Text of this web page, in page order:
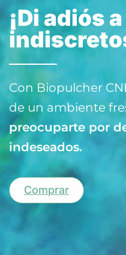
¡Di adiós
Con Biopulcher
de un ambiente
preocuparte por
indeseados.
Comprar